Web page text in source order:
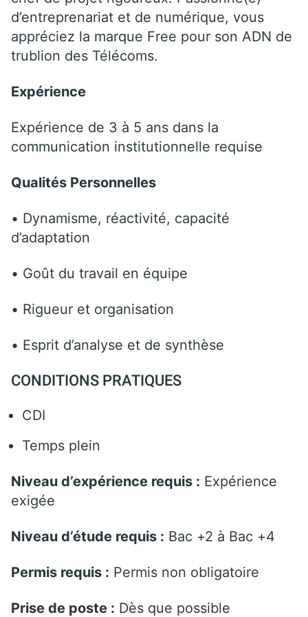
d’entreprenariat et de numérique, vous
appréciez la marque Free pour son ADN de
trublion des Télécoms.
Expérience
Expérience de 3 à 5 ans dans la
communication institutionnelle requise
Qualités Personnelles
• Dynamisme, réactivité, capacité
d’adaptation
• Goût du travail en équipe
• Rigueur et organisation
• Esprit d’analyse et de synthèse
CONDITIONS PRATIQUES
CDI
Temps plein
Niveau d’expérience requis : Expérience
exigée
Niveau d’étude requis : Bac +2 à Bac +4
Permis requis : Permis non obligatoire
Prise de poste : Dès que possible